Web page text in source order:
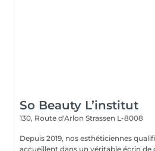
So Beauty L’institut
130, Route d'Arlon Strassen L-8008
Depuis 2019, nos esthéticiennes
accueillent dans un véritable écrin